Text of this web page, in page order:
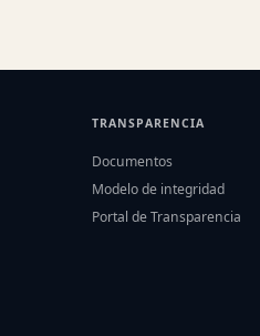
TRANSPARENCIA
Documentos
Modelo de integridad
Portal de Transparencia